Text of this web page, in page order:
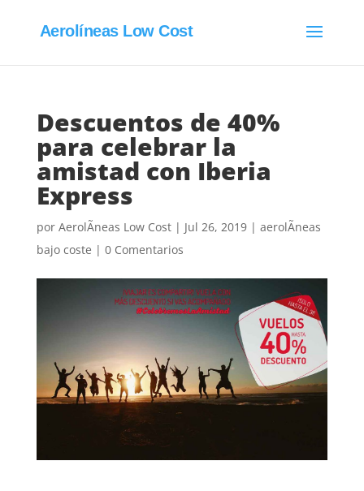
Aerolíneas Low Cost
Descuentos de 40%
para celebrar la
amistad con Iberia
Express
por AerolÃ­neas Low Cost| Jul 26, 2019| aerolÃ­neas
bajo coste | 0 Comentarios